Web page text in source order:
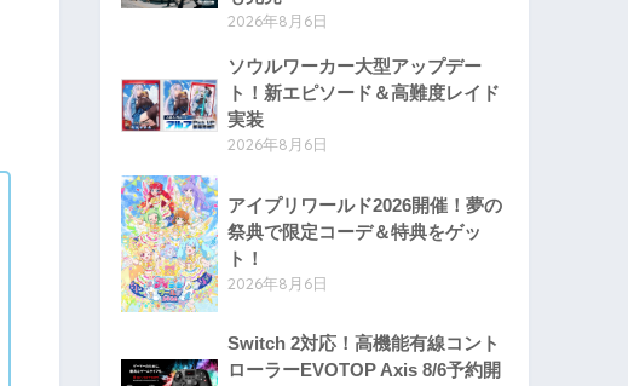
2026年8月6日
ソウルワーカー大型アップデー
ト！新エピソード＆高難度レイド
実装
2026年8月6日
アイプリワールド2026開催！夢の
祭典で限定コーデ＆特典をゲッ
ト！
2026年8月6日
Switch 2対応！高機能有線コント
ローラーEVOTOP Axis 8/6予約開